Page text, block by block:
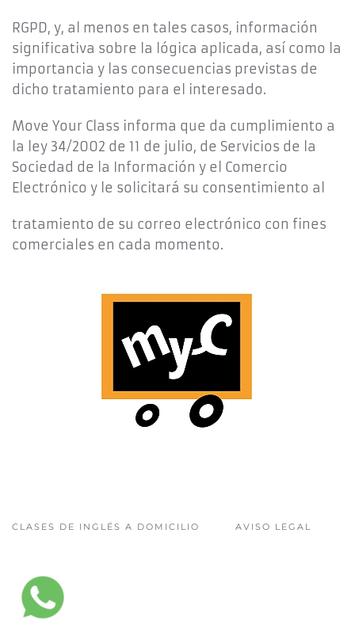
RGPD, y, al menos en tales casos, información
significativa sobre la lógica aplicada, así como la
importancia y las consecuencias previstas de
dicho tratamiento para el interesado.
Move Your Class informa que da cumplimiento a
la ley 34/2002 de 11 de julio, de Servicios de la
Sociedad de la Información y el Comercio
Electrónico y le solicitará su consentimiento al
tratamiento de su correo electrónico con fines
comerciales en cada momento.
CLASES DE INGLÉS A DOMICILIO AVISO LEGAL